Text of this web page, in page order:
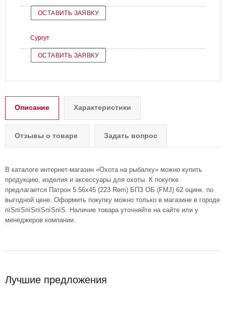
ОСТАВИТЬ ЗАЯВКУ
Сургут
ОСТАВИТЬ ЗАЯВКУ
Описание Характеристики
Отзывы о товаре Задать вопрос
В каталоге интернет-магазин «Охота на рыбалку» можно купить
продукцию, изделия и аксессуары для охоты. К покупке
предлагается Патрон 5.56x45 (223 Rem) БПЗ ОБ (FMJ) 62 оцинк. по
выгодной цене. Оформить покупку можно только в магазине в городе
пїЅпїЅпїЅпїЅпїЅпїЅ. Наличие товара уточняйте на сайте или у
менеджеров компании.
Лучшие предложения